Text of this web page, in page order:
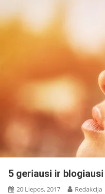
5 geriausi ir
20 Liepos, 2017 Redakcija